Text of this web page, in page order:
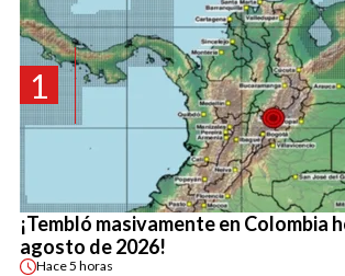
1
¡Tembló masivamente en Colombia
agosto de 2026!
Hace5 horas